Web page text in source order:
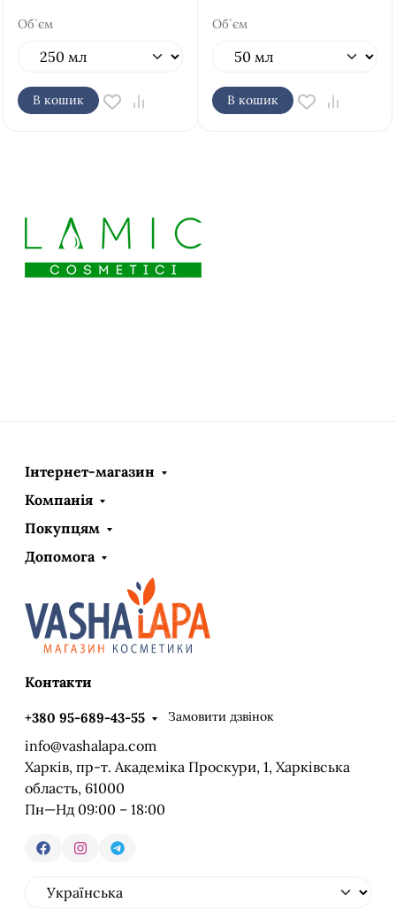
Об`єм
В кошик
Об`єм
В кошик
Інтернет-магазин
Компанія
Покупцям
Допомога
Контакти
+380 95-689-43-55 Замовити дзвінок
info@vashalapa.com
Харків, пр-т. Академіка Проскури, 1, Харківська
область, 61000
Пн—Нд 09:00 – 18:00